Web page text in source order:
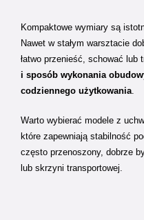
Kompaktowe wymiary są
Nawet w stałym warsztacie
łatwo przenieść, schować lub
i sposób wykonania
codziennego użytkowania.
Warto wybierać modele z
które zapewniają stabilność
często przenoszony, dobrze
lub skrzyni transportowej.